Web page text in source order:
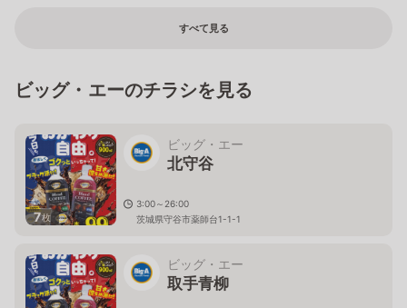
すべて見る
ビッグ・エーのチラシを見る
7枚
ビッグ・エー
北守谷
3:00～26:00
茨城県守谷市薬師台1-1-1
ビッグ・エー
取手青柳